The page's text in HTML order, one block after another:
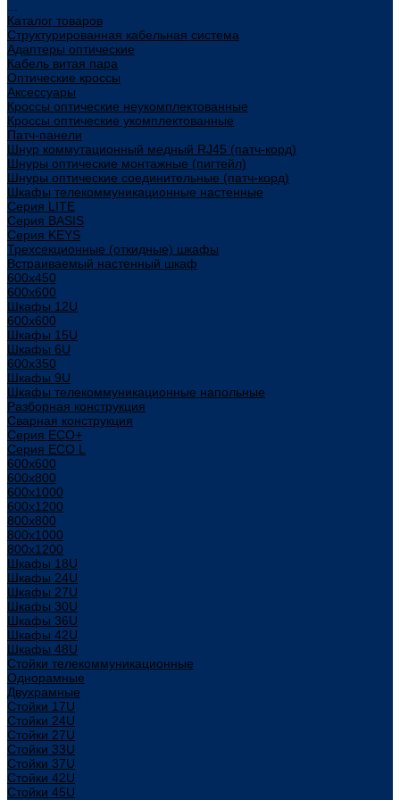
Каталог товаров
Структурированная кабельная система
Адаптеры оптические
Кабель витая пара
Оптические кроссы
Аксессуары
Кроссы оптические неукомплектованные
Кроссы оптические укомплектованные
Патч-панели
Шнур коммутационный медный RJ45 (патч-корд)
Шнуры оптические монтажные (пигтейл)
Шнуры оптические соединительные (патч-корд)
Шкафы телекоммуникационные настенные
Cерия LITE
Cерия BASIS
Cерия KEYS
Трехсекционные (откидные) шкафы
Встраиваемый настенный шкаф
600x450
600x600
Шкафы 12U
600x600
Шкафы 15U
Шкафы 6U
600x350
Шкафы 9U
Шкафы телекоммуникационные напольные
Разборная конструкция
Сварная конструкция
Серия ECO+
Серия ECO L
600x600
600x800
600х1000
600х1200
800x800
800х1000
800х1200
Шкафы 18U
Шкафы 24U
Шкафы 27U
Шкафы 30U
Шкафы 36U
Шкафы 42U
Шкафы 48U
Стойки телекоммуникационные
Однорамные
Двухрамные
Стойки 17U
Стойки 24U
Стойки 27U
Стойки 33U
Стойки 37U
Стойки 42U
Стойки 45U